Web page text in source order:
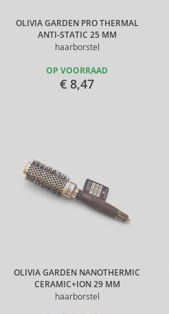
OLIVIA GARDEN PRO THERMAL
ANTI-STATIC 25 MM
haarborstel
OP VOORRAAD
€ 8,47
OLIVIA GARDEN NANOTHERMIC
CERAMIC+ION 29 MM
haarborstel